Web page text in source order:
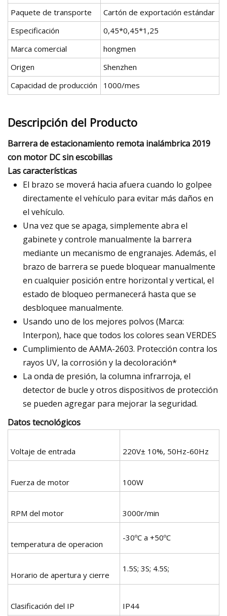
Paquete de transporte
Cartón de exportación estándar
Especificación
0,45*0,45*1,25
Marca comercial
hongmen
Origen
Shenzhen
Capacidad de producción
1000/mes
Descripción del Producto
Barrera de estacionamiento remota inalámbrica 2019
con motor DC sin escobillas
Las características
El brazo se moverá hacia afuera cuando lo golpee
directamente el vehículo para evitar más daños en
el vehículo.
Una vez que se apaga, simplemente abra el
gabinete y controle manualmente la barrera
mediante un mecanismo de engranajes. Además, el
brazo de barrera se puede bloquear manualmente
en cualquier posición entre horizontal y vertical, el
estado de bloqueo permanecerá hasta que se
desbloquee manualmente.
Usando uno de los mejores polvos (Marca:
Interpon), hace que todos los colores sean VERDES
Cumplimiento de AAMA-2603. Protección contra los
rayos UV, la corrosión y la decoloración*
La onda de presión, la columna infrarroja, el
detector de bucle y otros dispositivos de protección
se pueden agregar para mejorar la seguridad.
Datos tecnológicos
Voltaje de entrada 220V± 10%, 50Hz-60Hz
Fuerza de motor 100W
RPM del motor 3000r/min
temperatura de operacion
-30ºC a +50ºC
Horario de apertura y cierre
1.5S; 3S; 4.5S;
Clasificación del IP IP44